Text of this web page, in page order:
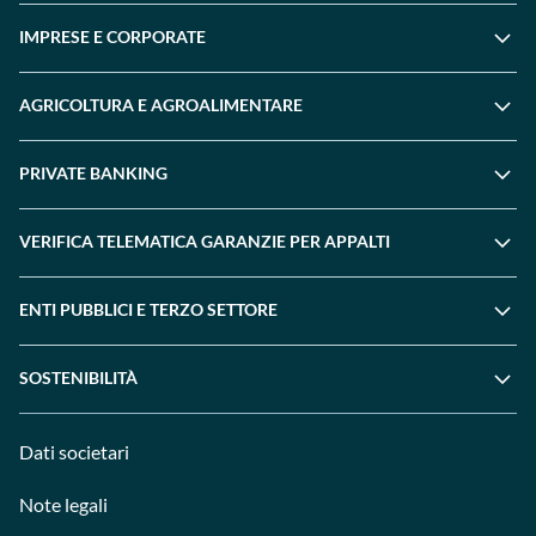
IMPRESE E CORPORATE
AGRICOLTURA E AGROALIMENTARE
PRIVATE BANKING
VERIFICA TELEMATICA GARANZIE PER APPALTI
ENTI PUBBLICI E TERZO SETTORE
SOSTENIBILITÀ
Dati societari
Note legali